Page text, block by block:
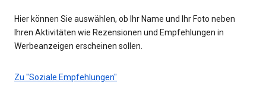
Hier können Sie auswählen, ob Ihr Name und Ihr Foto neben
Ihren Aktivitäten wie Rezensionen und Empfehlungen in
Werbeanzeigen erscheinen sollen.
Zu "Soziale Empfehlungen"